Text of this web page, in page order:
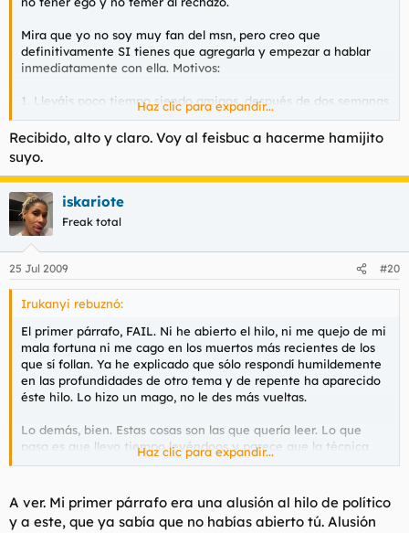
Mira que yo no soy muy fan del msn, pero creo que
definitivamente SI tienes que agregarla y empezar a hablar
inmediatamente con ella. Motivos:
1. Lleváis poco tiempo siendo amigos, después de dos semanas
se puede haber "olvidado" perfectamente de tí o puede
empezar a poner sus ojos en otros tíos. No dejes que esto
2. Puedes seguir tanteando tus posibilidades y en caso de
recibir más "señales" ganar confianza a la hora de emprender
una ofensiva.
3. Al hablar más con ella es lógico que cojas más confianza, te
cueste menos saber de qué hablar la próxima vez que os veáis
y no tendrás tanta verguenza cuando estéis juntos.
4. No puedes aparecer de repente en dos semanas por allí sin
mediar más palabra. Es más, tienes que conseguir que ellate
insistapara que vayas.
¿Suficiente?
Haz clic para expandir...
Recibido, alto y claro. Voy al feisbuc a hacerme hamijito
suyo.
iskariote
Freak total
25 Jul 2009 #20
Irukanyi rebuznó:
El primer párrafo, FAIL. Ni he abierto el hilo, ni me quejo de mi
mala fortuna ni me cago en los muertos más recientes de los
que sí follan. Ya he explicado que sólo respondí humildemente
en las profundidades de otro tema y de repente ha aparecido
éste hilo. Lo hizo un mago, no le des más vueltas.
Lo demás, bien. Estas cosas son las que quería leer. Lo que
pasa es que llevo tiempo leyéndoos y parece que la técnica
que mejor funciona en estos casos (insisto, no hablo de sólo
posible. Me tenéis el rabo hecho un lío y en media hora toca
paja, llevo una tarde como forero y mi vida sexual empieza a
resentirse.
Haz clic para expandir...
A ver. Mi primer párrafo era una alusión al hilo de político
y a este, que ya sabía que no habías abierto tú. Alusión